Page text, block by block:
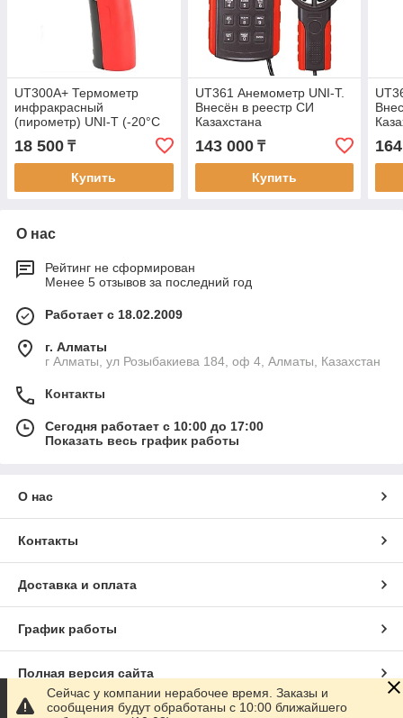
UT300A+ Термометр
инфракрасный
(пирометр) UNI-T (-20°С
+400°С). Внесен в реестр
СИ РК.
18 500 ₸
Купить
UT361 Анемометр UNI-T.
Внесён в реестр СИ
Казахстана
143 000₸
Купить
О нас
Рейтинг не сформирован
Менее 5 отзывов за последний год
Работает с 18.02.2009
г. Алматы
г Алматы, ул Розыбакиева 184, оф 4, Алматы, Казахстан
Контакты
Сегодня работает с 10:00 до 17:00
Показать весь график работы
О нас
Контакты
Доставка и оплата
График работы
Полная версия сайта
Сейчас у компании нерабочее время. Заказы и
сообщения будут обработаны с 10:00 ближайшего